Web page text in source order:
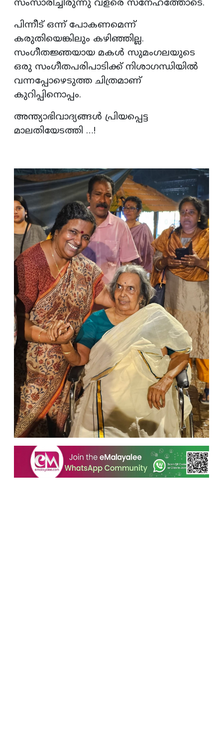
സംസാരിച്ചിരുന്നു വളരെ സ്നേഹത്തോടെ.
പിന്നീട് ഒന്ന് പോകണമെന്ന്
കരുതിയെങ്കിലും കഴിഞ്ഞില്ല.
സംഗീതജ്ഞയായ മകൾ സുമംഗലയുടെ
ഒരു സംഗീതപരിപാടിക്ക് നിശാഗന്ധിയിൽ
വന്നപ്പോഴെടുത്ത ചിത്രമാണ്
കുറിപ്പിനൊപ്പം.
അന്ത്യാഭിവാദ്യങ്ങൾ പ്രിയപ്പെട്ട
മാലതിയേടത്തി …!